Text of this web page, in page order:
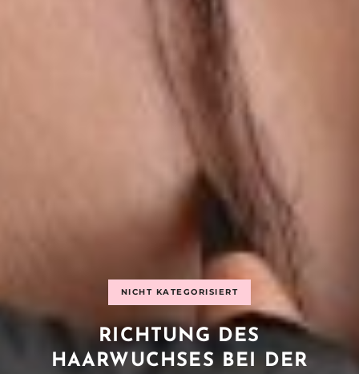
NICHT KATEGORISIERT
RICHTUNG DES
HAARWUCHSES BEI DER